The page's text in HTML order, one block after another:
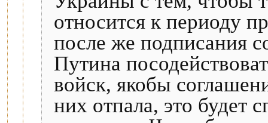
относится к периоду
после же подписания
Путина
войск, якобы
них отпала, это будет